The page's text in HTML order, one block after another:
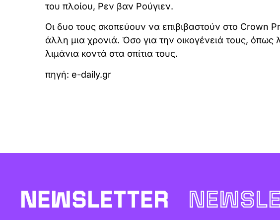
του πλοίου, Ρεν βαν Ρούγιεν.
Οι δυο τους σκοπεύουν να επιβιβαστούν στο Crown
άλλη μια χρονιά. Όσο για την οικογένειά τους,
λιμάνια κοντά στα σπίτια τους.
πηγή: e-daily.gr
NEWSLETTER